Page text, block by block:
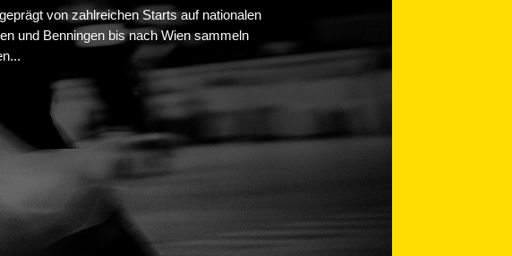
von zahlreichen Starts auf nationalen
und Benningen bis nach Wien sammeln